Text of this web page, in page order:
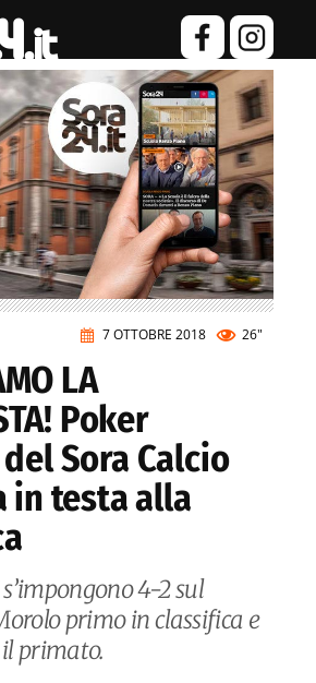
7 OTTOBRE 2018 26"
LA
Poker
Sora Calcio
in testa alla
4-2 sul
primo in classifica e
primato.